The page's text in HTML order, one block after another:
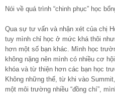
Nói về quá trình “chinh phục” học
Qua sự tư vấn và nhận xét của chị
tuy mình chỉ học ở mức khá thôi
hơn một số bạn khác. Mình học
không nặng nên mình có nhiều cơ
khóa và từ thiện hơn các bạn học
Không những thế, từ khi vào
một môi trường nhiều “đồng chí”,